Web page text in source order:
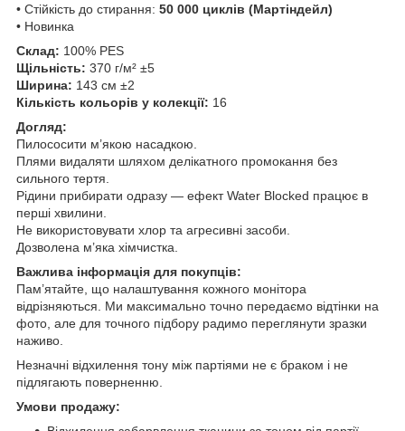
• Стійкість до стирання: 50 000 циклів (Мартіндейл)
• Новинка
Склад: 100% PES
Щільність: 370 г/м² ±5
Ширина: 143 см ±2
Кількість кольорів у колекції: 16
Догляд:
Пилососити м’якою насадкою.
Плями видаляти шляхом делікатного промокання без
сильного тертя.
Рідини прибирати одразу — ефект Water Blocked працює в
перші хвилини.
Не використовувати хлор та агресивні засоби.
Дозволена м’яка хімчистка.
Важлива інформація для покупців:
Пам’ятайте, що налаштування кожного монітора
відрізняються. Ми максимально точно передаємо відтінки на
фото, але для точного підбору радимо переглянути зразки
наживо.
Незначні відхилення тону між партіями не є браком і не
підлягають поверненню.
Умови продажу: